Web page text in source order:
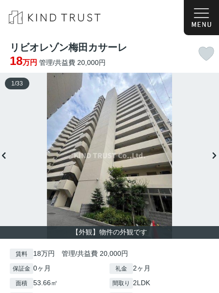
リビオレゾン梅田カサーレ
18万円 管理/共益費 20,000円
【外観】物件の外観です
1 /33
賃料 18万円 管理/共益費 20,000円
保証金 0ヶ月 礼金 2ヶ月
面積 53.66㎡ 間取り 2LDK